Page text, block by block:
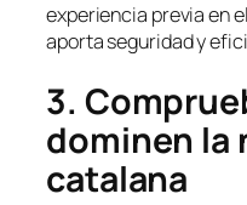
experiencia previa en
aporta seguridad y
3.
dominen la
catalana